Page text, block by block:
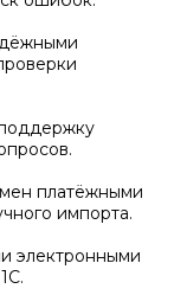
платёжными
импорта.
электронными